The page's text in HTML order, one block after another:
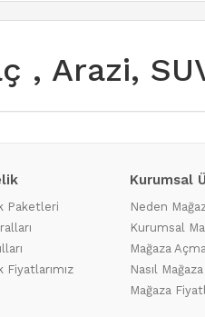
, Arazi,
Paketleri
Fiyatlarımız
Kurumsal
Neden
Kurumsal
Mağaza
Nasıl
Mağaza